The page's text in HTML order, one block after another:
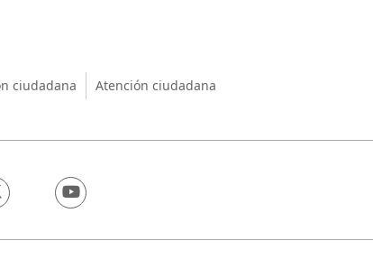
ciudadana Atención ciudadana